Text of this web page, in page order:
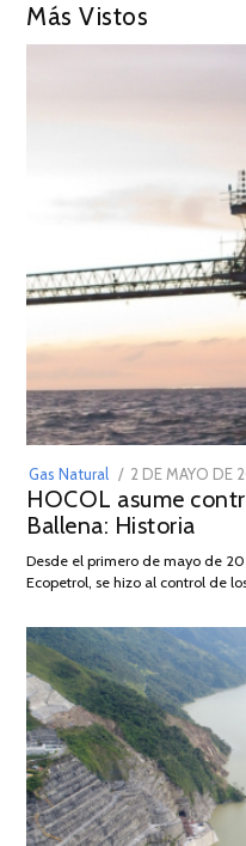
Más Vistos
Gas Natural
POSTED
ON
2 DE MAYO DE
HOCOL asume
Ballena: Historia
Desde el primero de mayo de
Ecopetrol, se hizo al control de